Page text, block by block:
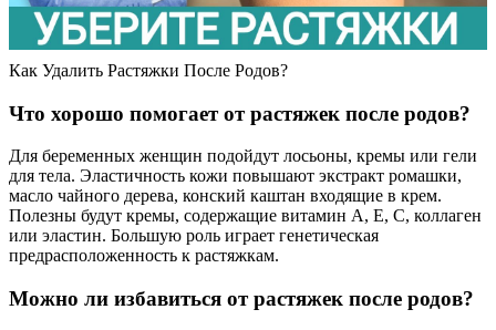
Как Удалить Растяжки После Родов?
Что хорошо помогает от растяжек после родов?
Для беременных женщин подойдут лосьоны, кремы или гели
для тела. Эластичность кожи повышают экстракт ромашки,
масло чайного дерева, конский каштан входящие в крем.
Полезны будут кремы, содержащие витамин А, Е, С, коллаген
или эластин. Большую роль играет генетическая
предрасположенность к растяжкам.
Можно ли избавиться от растяжек после родов?